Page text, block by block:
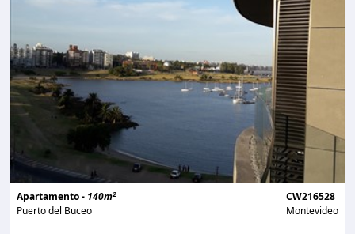
Apartamento - 140m2
Puerto del Buceo
CW216528
Montevideo